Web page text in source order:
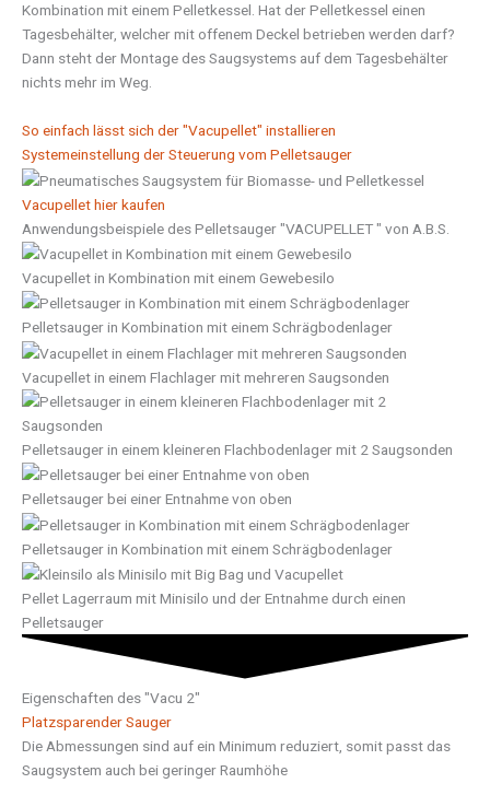
Kombination mit einem Pelletkessel. Hat der Pelletkessel einen
Tagesbehälter, welcher mit offenem Deckel betrieben werden darf?
Dann steht der Montage des Saugsystems auf dem Tagesbehälter
nichts mehr im Weg.
So einfach lässt sich der "Vacupellet" installieren
Systemeinstellung der Steuerung vom Pelletsauger
Vacupellet hier kaufen
Anwendungsbeispiele des Pelletsauger "VACUPELLET " von A.B.S.
Vacupellet in Kombination mit einem Gewebesilo
Pelletsauger in Kombination mit einem Schrägbodenlager
Vacupellet in einem Flachlager mit mehreren Saugsonden
Pelletsauger in einem kleineren Flachbodenlager mit 2 Saugsonden
Pelletsauger bei einer Entnahme von oben
Pelletsauger in Kombination mit einem Schrägbodenlager
Pellet Lagerraum mit Minisilo und der Entnahme durch einen
Pelletsauger
Eigenschaften des "Vacu 2"
Platzsparender Sauger
Die Abmessungen sind auf ein Minimum reduziert, somit passt das
Saugsystem auch bei geringer Raumhöhe